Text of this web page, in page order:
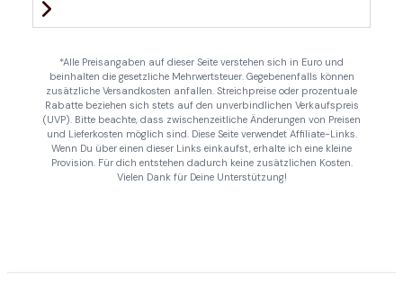
*Alle Preisangaben auf dieser Seite verstehen sich in Euro und
beinhalten die gesetzliche Mehrwertsteuer. Gegebenenfalls können
zusätzliche Versandkosten anfallen. Streichpreise oder prozentuale
Rabatte beziehen sich stets auf den unverbindlichen Verkaufspreis
(UVP). Bitte beachte, dass zwischenzeitliche Änderungen von Preisen
und Lieferkosten möglich sind. Diese Seite verwendet Affiliate-Links.
Wenn Du über einen dieser Links einkaufst, erhalte ich eine kleine
Provision. Für dich entstehen dadurch keine zusätzlichen Kosten.
Vielen Dank für Deine Unterstützung!